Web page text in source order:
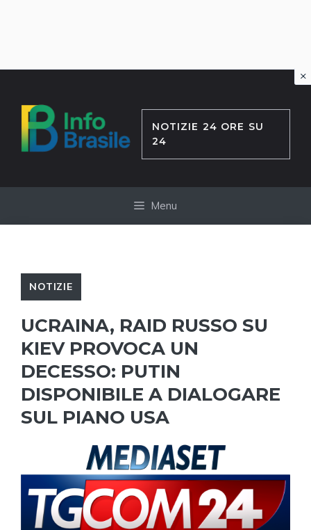
contenuto
NOTIZIE 24 ORE SU
24
Menu
NOTIZIE
UCRAINA, RAID RUSSO SU
KIEV PROVOCA UN
DECESSO: PUTIN
DISPONIBILE A DIALOGARE
SUL PIANO USA
×